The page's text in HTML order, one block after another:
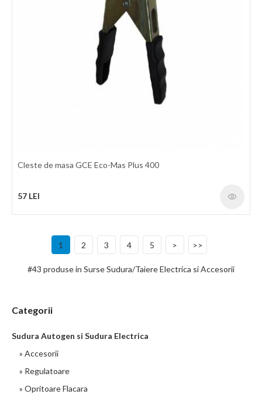
intretinut. Domenii de utilizare: service auto, confectii metalice,
HVAC. Compatibil pentru debitare CNC. Date tehnice: Model
CUT-80 Tensiune de alimentare 380V
3580 LEI
Cleste de masa GCE Eco-Mas Plus 400
57 LEI
1 2 3 4 5 > >>
#43 produse in Surse Sudura/Taiere Electrica si Accesorii
Categorii
Sudura Autogen si Sudura Electrica
» Accesorii
» Regulatoare
» Opritoare Flacara